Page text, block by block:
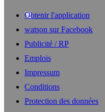
Obtenir l'application
watson sur Facebook
Publicité / RP
Emplois
Impressum
Conditions
Protection des données